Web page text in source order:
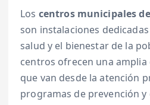
Los centros municipales
son instalaciones
salud y el bienestar de la
centros ofrecen una amplia
que van desde la atención
programas de prevención